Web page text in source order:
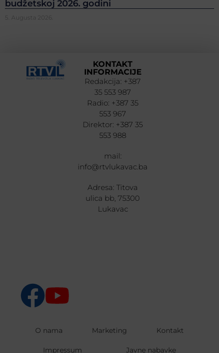
budžetskoj 2026. godini
5. Augusta 2026.
KONTAKT
INFORMACIJE
Redakcija: +387
35 553 987
Radio: +387 35
553 967
Direktor: +387 35
553 988
mail:
info@rtvlukavac.ba
Adresa: Titova
ulica bb, 75300
Lukavac
O nama Marketing Kontakt
Impressum Javne nabavke